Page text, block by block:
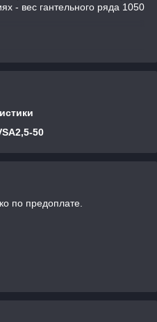
- вес гантельного ряда 1050
50
по предоплате.